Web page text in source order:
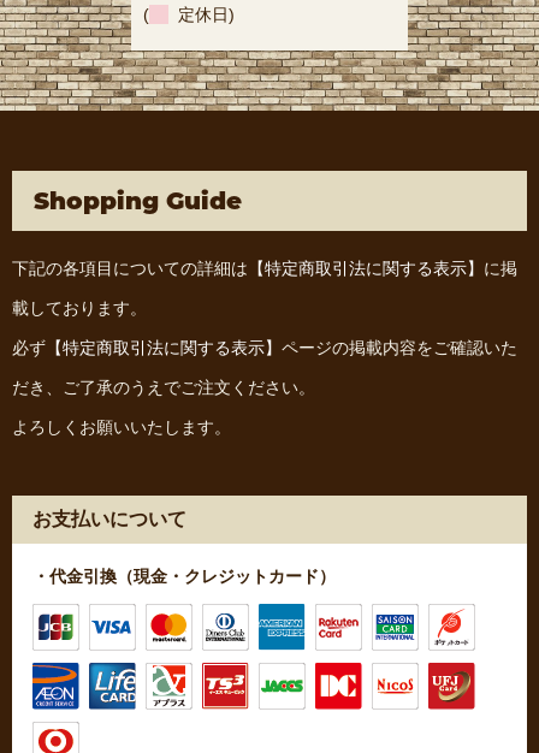
( 定休日)
Shopping Guide
下記の各項目についての詳細は 【特定商取引法に関する表示】 に掲
載しております。
必ず 【特定商取引法に関する表示】 ページの掲載内容をご確認いた
だき、ご了承のうえでご注文ください。
よろしくお願いいたします。
お支払いについて
・代金引換（現金・クレジットカード）